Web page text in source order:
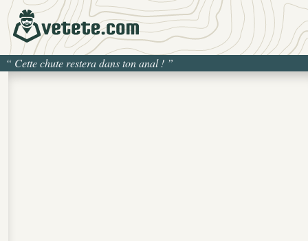
“ Cette chute restera dans ton anal ! ”